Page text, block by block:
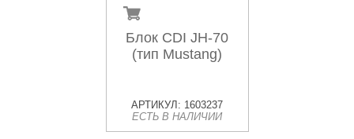
Блок CDI JH-70
(тип Mustang)
АРТИКУЛ: 1603237
ЕСТЬ В НАЛИЧИИ